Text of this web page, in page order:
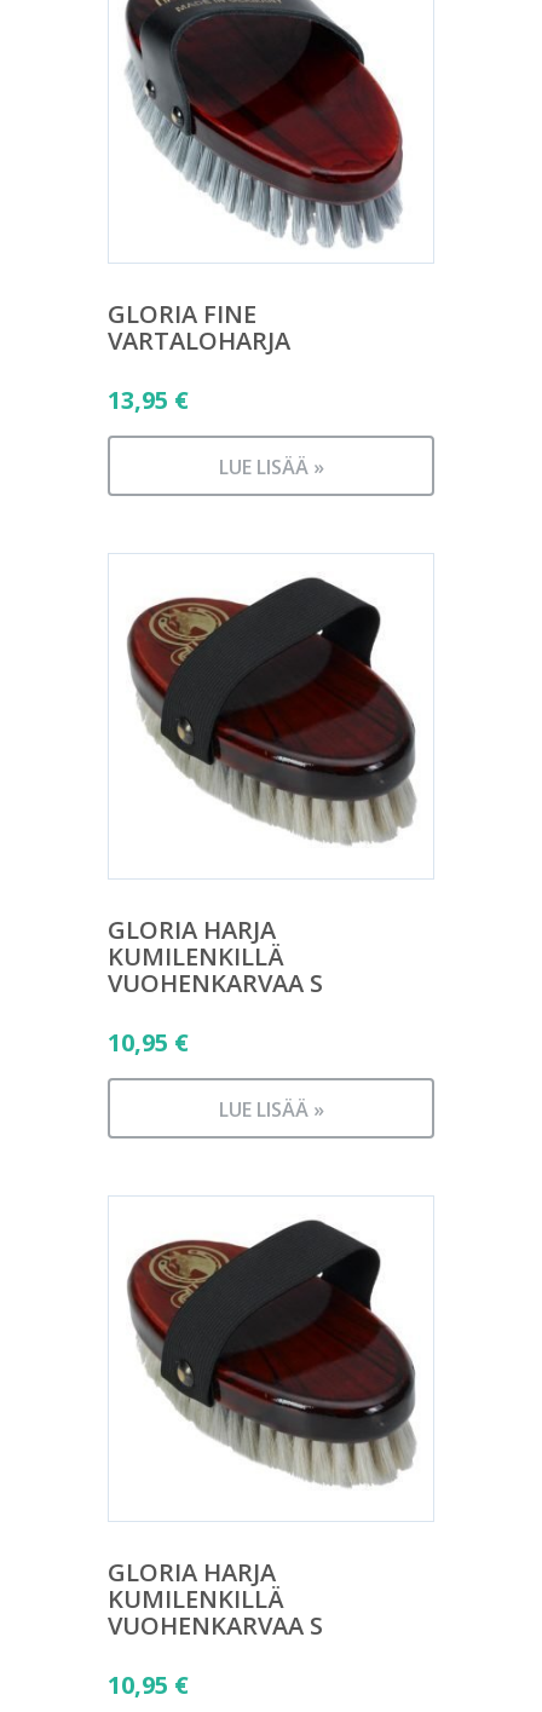
GLORIA FINE
VARTALOHARJA
13,95 €
LUE LISÄÄ »
GLORIA HARJA
KUMILENKILLÄ
VUOHENKARVAA S
10,95 €
LUE LISÄÄ »
GLORIA HARJA
KUMILENKILLÄ
VUOHENKARVAA S
10,95 €